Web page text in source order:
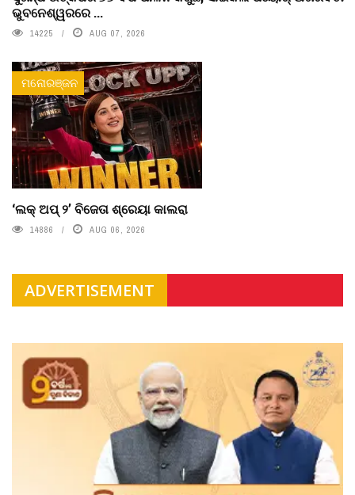
ଭୁବନେଶ୍ୱରରେ ...
14225 AUG 07, 2026
ମନୋରଞ୍ଜନ
‘ଲକ୍ ଅପ୍ ୨’ ବିଜେତା ଶ୍ରେୟା କାଲରା
14886 AUG 06, 2026
ADVERTISEMENT